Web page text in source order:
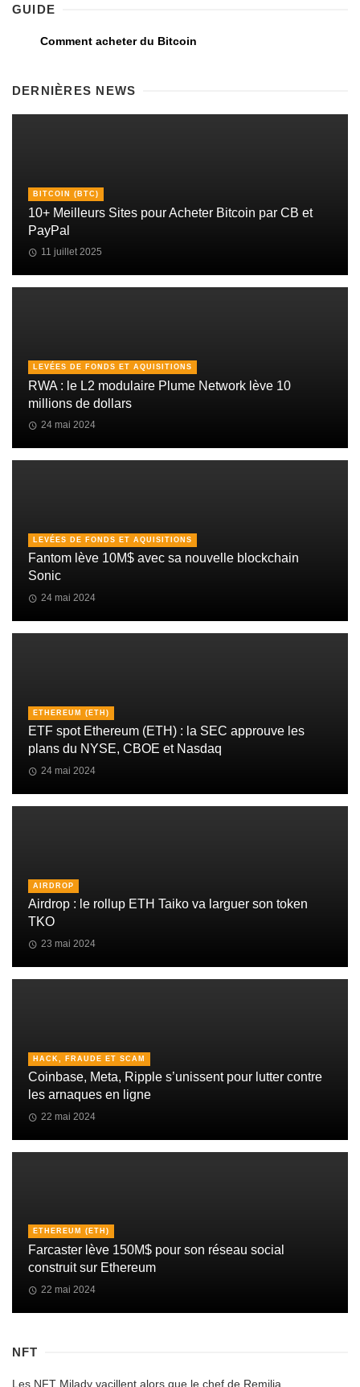
GUIDE
Comment acheter du Bitcoin
DERNIÈRES NEWS
BITCOIN (BTC)
10+ Meilleurs Sites pour Acheter Bitcoin par CB et
PayPal
11 juillet 2025
LEVÉES DE FONDS ET AQUISITIONS
RWA : le L2 modulaire Plume Network lève 10
millions de dollars
24 mai 2024
LEVÉES DE FONDS ET AQUISITIONS
Fantom lève 10M$ avec sa nouvelle blockchain
Sonic
24 mai 2024
ETHEREUM (ETH)
ETF spot Ethereum (ETH) : la SEC approuve les
plans du NYSE, CBOE et Nasdaq
24 mai 2024
AIRDROP
Airdrop : le rollup ETH Taiko va larguer son token
TKO
23 mai 2024
HACK, FRAUDE ET SCAM
Coinbase, Meta, Ripple s’unissent pour lutter contre
les arnaques en ligne
22 mai 2024
ETHEREUM (ETH)
Farcaster lève 150M$ pour son réseau social
construit sur Ethereum
22 mai 2024
NFT
Les NFT Milady vacillent alors que le chef de Remilia